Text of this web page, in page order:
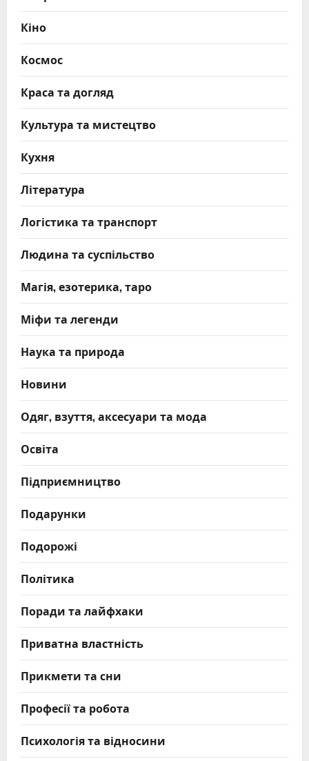
Кіно
Космос
Краса та догляд
Культура та мистецтво
Кухня
Література
Логістика та транспорт
Людина та суспільство
Магія, езотерика, таро
Міфи та легенди
Наука та природа
Новини
Одяг, взуття, аксесуари та мода
Освіта
Підприємництво
Подарунки
Подорожі
Політика
Поради та лайфхаки
Приватна властність
Прикмети та сни
Професії та робота
Психологія та відносини